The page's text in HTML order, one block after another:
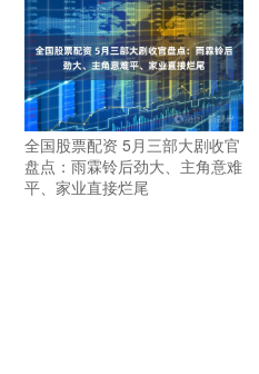
全国股票配资 5月三部大剧收官
盘点：雨霖铃后劲大、主角意难
平、家业直接烂尾